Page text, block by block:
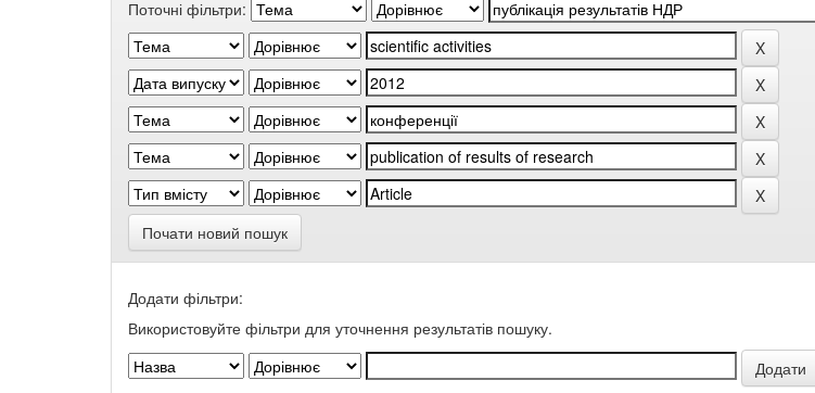
Поточні фільтри:
Почати новий пошук
Додати фільтри:
Використовуйте фільтри для уточнення результатів пошуку.